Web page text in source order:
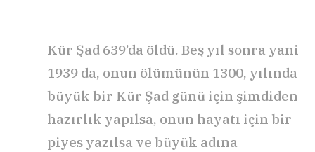
Kür Şad 639’da öldü. Beş yıl sonra yani
1939 da, onun ölümünün 1300, yılında
büyük bir Kür Şad günü için şimdiden
hazırlık yapılsa, onun hayatı için bir
piyes yazılsa ve büyük adına